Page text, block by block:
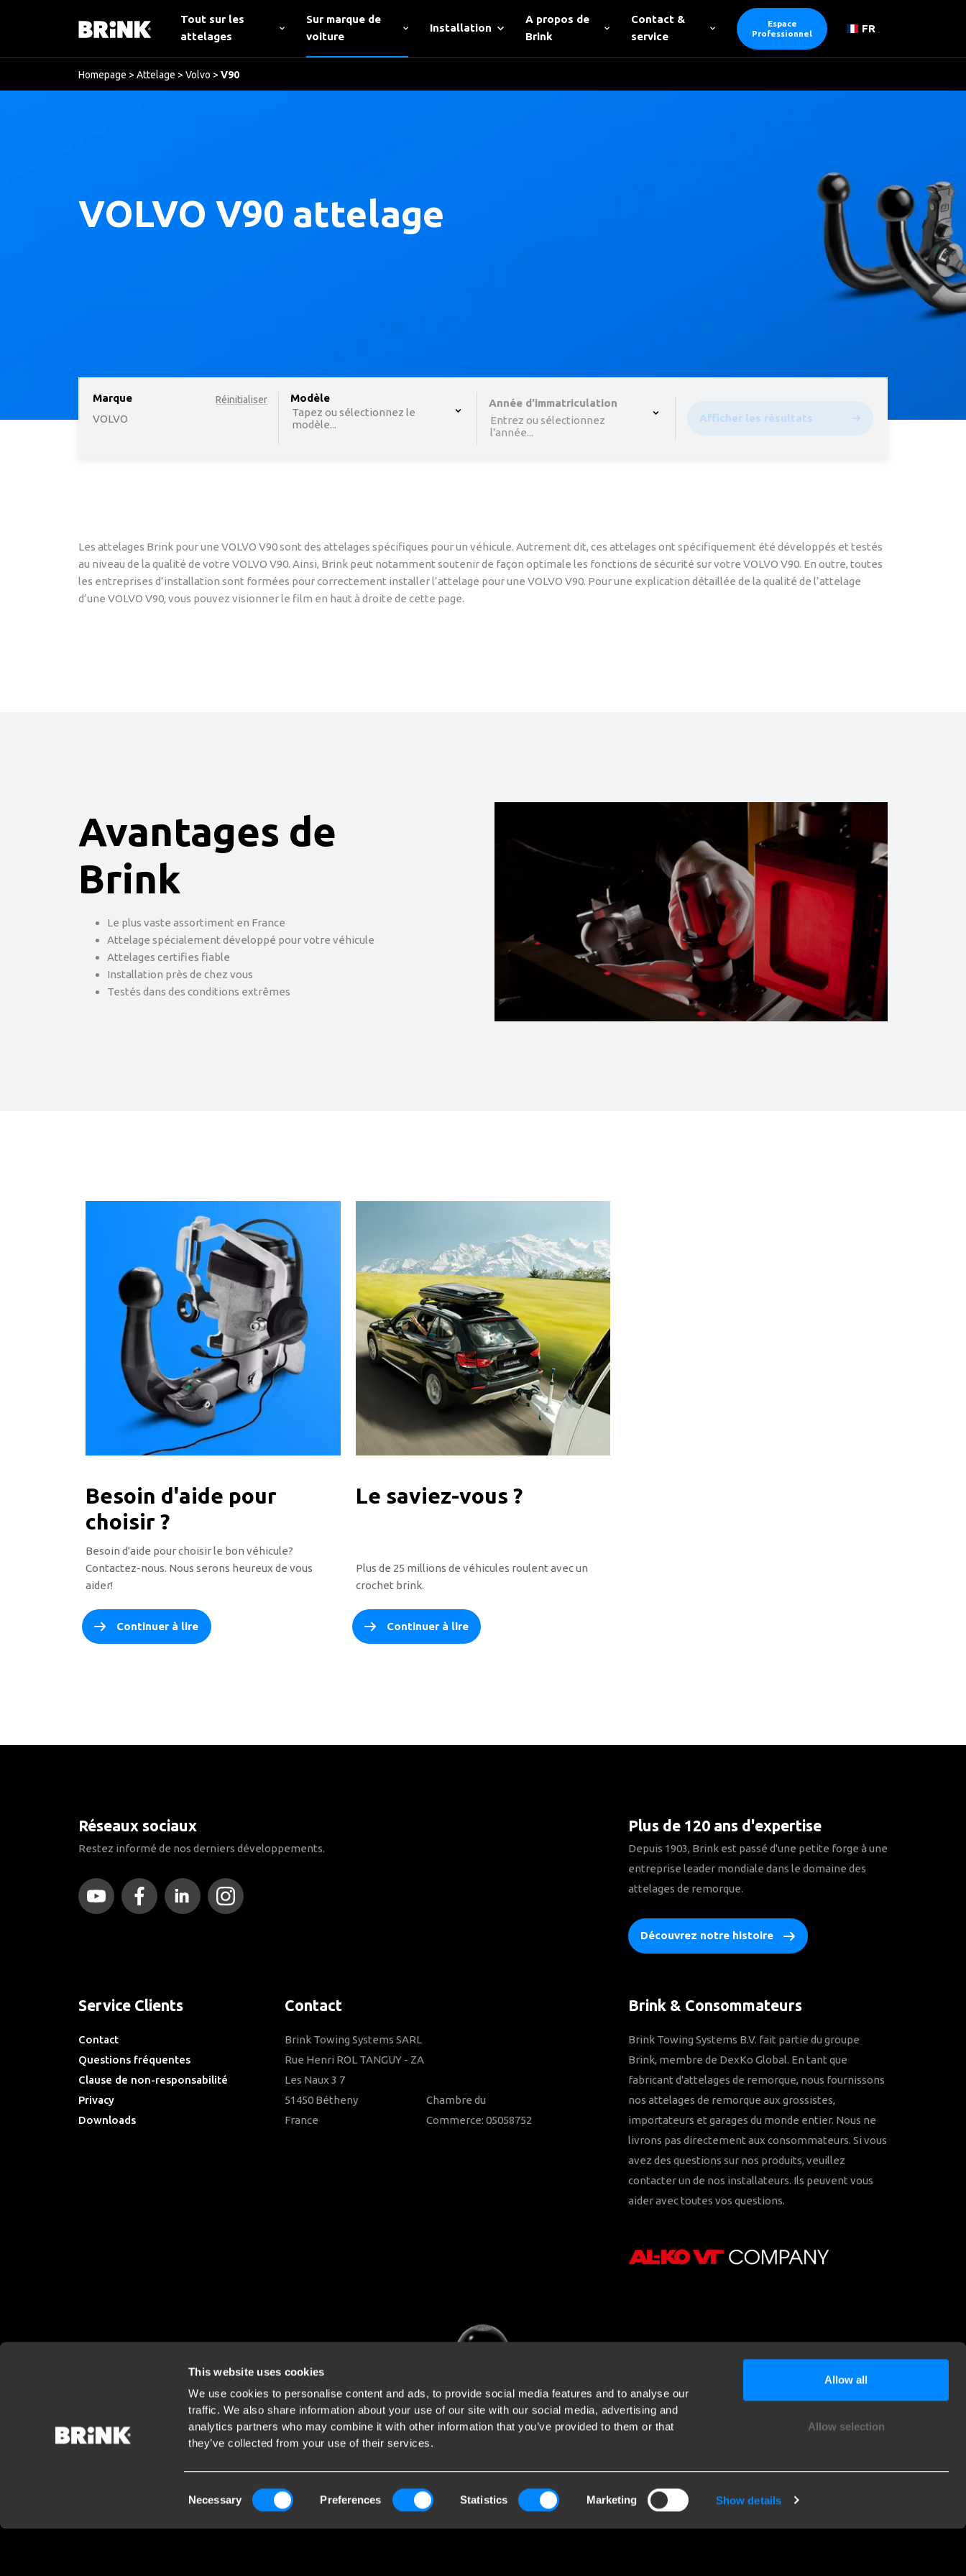
This website uses cookies
We use cookies to personalise content and ads, to provide social media features and to analyse our
traffic. We also share information about your use of our site with our social media, advertising and
analytics partners who may combine it with other information that you’ve provided to them or that
they’ve collected from your use of their services.
Selection
Necessary Preferences Statistics Marketing Show details
Allow all
Allow selection
Tout sur les
attelages
Sur marque de
voiture
Installation
A propos de
Brink
Contact &
service
Espace
Professionnel
FR
Homepage > Attelage > Volvo > V90
VOLVO V90 attelage
Réinitialiser
Marque
VOLVO
option , selected. Select is focused ,type to refine list, press Down to open the menu,
Modèle
Tapez ou sélectionnez le
modèle...
Année d'immatriculation
Entrez ou sélectionnez
l'année...
Afficher les résultats
Les attelages Brink pour une VOLVO V90 sont des attelages spécifiques pour un véhicule. Autrement dit, ces attelages ont spécifiquement été développés et testés
au niveau de la qualité de votre VOLVO V90. Ainsi, Brink peut notamment soutenir de façon optimale les fonctions de sécurité sur votre VOLVO V90. En outre, toutes
les entreprises d’installation sont formées pour correctement installer l’attelage pour une VOLVO V90. Pour une explication détaillée de la qualité de l’attelage
d’une VOLVO V90, vous pouvez visionner le film en haut à droite de cette page.
Avantages de
Brink
Le plus vaste assortiment en France
Attelage spécialement développé pour votre véhicule
Attelages certifies fiable
Installation près de chez vous
Testés dans des conditions extrêmes
Besoin d'aide pour
choisir ?
Besoin d'aide pour choisir le bon véhicule?
Contactez-nous. Nous serons heureux de vous
aider!
Continuer à lire
Le saviez-vous ?
Plus de 25 millions de véhicules roulent avec un
crochet brink.
Continuer à lire
Réseaux sociaux
Restez informé de nos derniers développements.
Plus de 120 ans d'expertise
Depuis 1903, Brink est passé d'une petite forge à une
entreprise leader mondiale dans le domaine des
attelages de remorque.
Découvrez notre histoire
Service Clients
Contact
Questions fréquentes
Clause de non-responsabilité
Privacy
Downloads
Contact
Brink Towing Systems SARL
Rue Henri ROL TANGUY - ZA
Les Naux 3 7
51450 Bétheny
France
Chambre du
Commerce: 05058752
Brink & Consommateurs
Brink Towing Systems B.V. fait partie du groupe
Brink, membre de DexKo Global. En tant que
fabricant d'attelages de remorque, nous fournissons
nos attelages de remorque aux grossistes,
importateurs et garages du monde entier. Nous ne
livrons pas directement aux consommateurs. Si vous
avez des questions sur nos produits, veuillez
contacter un de nos installateurs. Ils peuvent vous
aider avec toutes vos questions.